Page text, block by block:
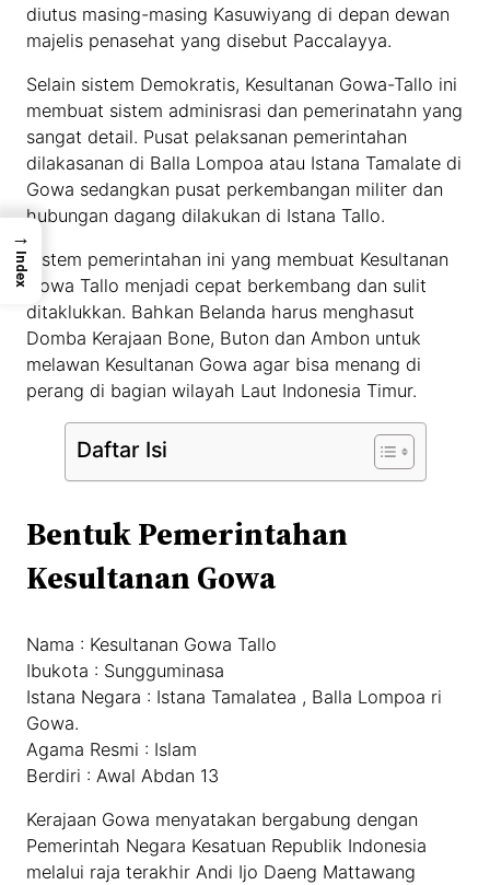
diutus masing-masing Kasuwiyang di depan dewan
majelis penasehat yang disebut Paccalayya.
Selain sistem Demokratis, Kesultanan Gowa-Tallo ini
membuat sistem adminisrasi dan pemerinatahn yang
sangat detail. Pusat pelaksanan pemerintahan
dilakasanan di Balla Lompoa atau Istana Tamalate di
Gowa sedangkan pusat perkembangan militer dan
hubungan dagang dilakukan di Istana Tallo.
Sistem pemerintahan ini yang membuat Kesultanan
Gowa Tallo menjadi cepat berkembang dan sulit
ditaklukkan. Bahkan Belanda harus menghasut
Domba Kerajaan Bone, Buton dan Ambon untuk
melawan Kesultanan Gowa agar bisa menang di
perang di bagian wilayah Laut Indonesia Timur.
Daftar Isi
Bentuk Pemerintahan
Kesultanan Gowa
Nama : Kesultanan Gowa Tallo
Ibukota : Sungguminasa
Istana Negara : Istana Tamalatea , Balla Lompoa ri
Gowa.
Agama Resmi : Islam
Berdiri : Awal Abdan 13
Kerajaan Gowa menyatakan bergabung dengan
Pemerintah Negara Kesatuan Republik Indonesia
melalui raja terakhir Andi Ijo Daeng Mattawang
→
Index